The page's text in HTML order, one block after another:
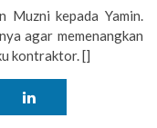
Muzni kepada Yamin.
agar memenangkan
kontraktor. []